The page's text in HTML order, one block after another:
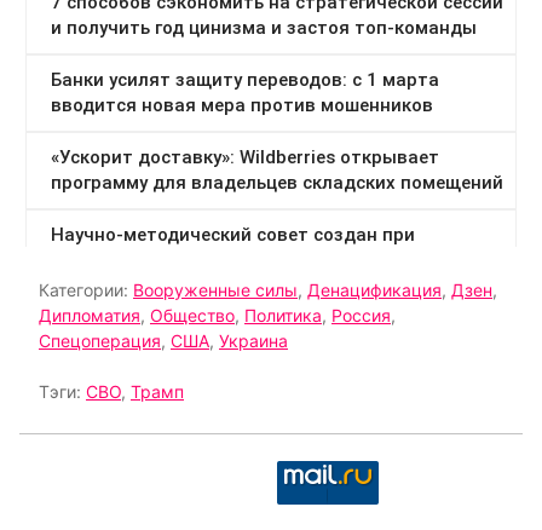
Категории: Вооруженные силы, Денацификация, Дзен,
Дипломатия, Общество, Политика, Россия,
Спецоперация, США, Украина
Тэги: СВО, Трамп